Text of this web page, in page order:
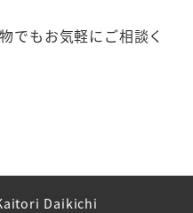
でもお気軽にご相談く
Daikichi